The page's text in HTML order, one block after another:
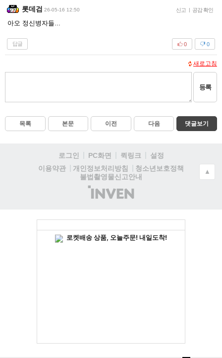
롯데검 26-05-16 12:50 신고 | 공감 확인
아오 정신병자들...
답글 0
0
새로고침
등록
목록 본문 이전 다음 댓글보기
로그인 PC화면 퀵링크
설정
이용약관
개인정보처리방침
청소년보호정책
불법촬영물신고안내
(주)
인
▲